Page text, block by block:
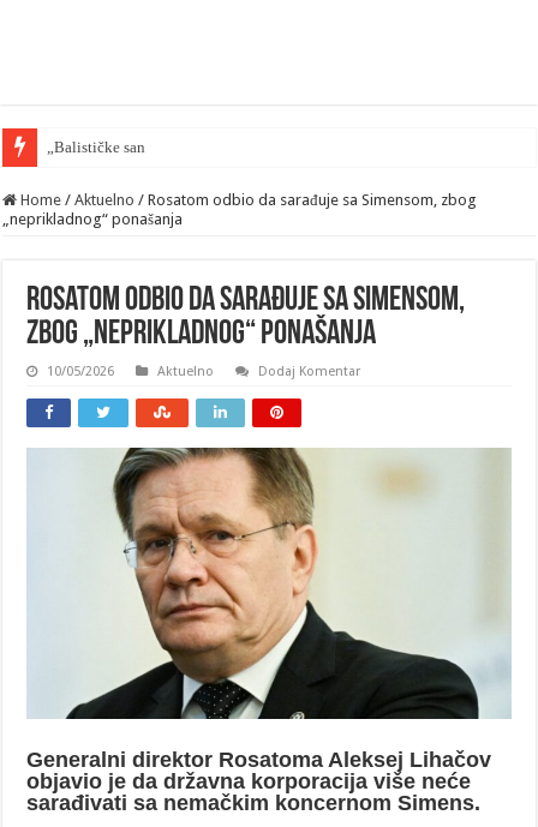
„Balističke sankcije“ — Zelenski zahte
Home / Aktuelno / Rosatom odbio da sarađuje sa Simensom, zbog
„neprikladnog“ ponašanja
Rosatom odbio da sarađuje sa Simensom,
zbog „neprikladnog“ ponašanja
10/05/2026 Aktuelno Dodaj Komentar
Generalni direktor Rosatoma Aleksej Lihačov
objavio je da državna korporacija više neće
sarađivati sa nemačkim koncernom Simens.